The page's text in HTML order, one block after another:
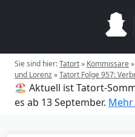
Sie sind hier:Tatort» Kommissare»
und Lorenz»Tatort Folge 957:
🏖️ Aktuell ist Tatort-
es ab 13 September.